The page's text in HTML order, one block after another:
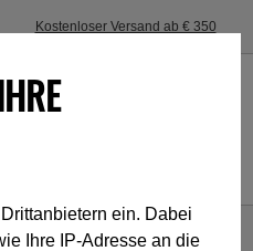
Kostenloser Versand ab € 350
Accessoires
ein. Dabei
Ihre IP-Adresse an die